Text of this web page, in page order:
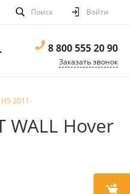
Поиск Войти
8 800 555 20 90
Заказать звонок
2011-
Hover